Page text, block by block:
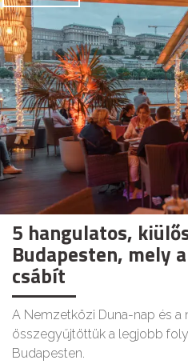
5 hangulatos,
Budapesten, mely
csábít
A Nemzetközi Duna-nap és a
összegyűjtöttük a legjobb
Budapesten.